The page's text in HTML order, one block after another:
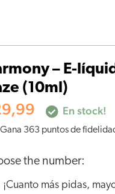
– E-
(10ml)
En stock!
Gana 363 puntos de
the number:
¡Cuanto más pidas,